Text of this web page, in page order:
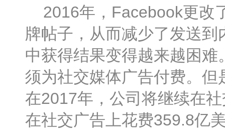
2016年，Facebook更改
牌帖子，从而减少了发送
中获得结果变得越来越困
须为社交媒体广告付费。
在2017年，公司将继续在
在社交广告上花费359.8亿